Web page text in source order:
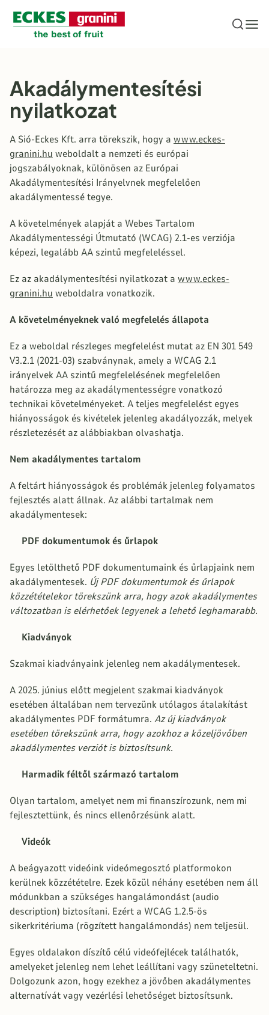
Ugrás a fő tartalomhoz
Akadálymentesítési
nyilatkozat
A Sió-Eckes Kft. arra törekszik, hogy a www.eckes-
granini.hu weboldalt a nemzeti és európai
jogszabályoknak, különösen az Európai
Akadálymentesítési Irányelvnek megfelelően
akadálymentessé tegye.
A követelmények alapját a Webes Tartalom
Akadálymentességi Útmutató (WCAG) 2.1-es verziója
képezi, legalább AA szintű megfeleléssel.
Ez az akadálymentesítési nyilatkozat a www.eckes-
granini.hu weboldalra vonatkozik.
A követelményeknek való megfelelés állapota
Ez a weboldal részleges megfelelést mutat az EN 301 549
V3.2.1 (2021-03) szabványnak, amely a WCAG 2.1
irányelvek AA szintű megfelelésének megfelelően
határozza meg az akadálymentességre vonatkozó
technikai követelményeket. A teljes megfelelést egyes
hiányosságok és kivételek jelenleg akadályozzák, melyek
részletezését az alábbiakban olvashatja.
Nem akadálymentes tartalom
A feltárt hiányosságok és problémák jelenleg folyamatos
fejlesztés alatt állnak. Az alábbi tartalmak nem
akadálymentesek:
PDF dokumentumok és űrlapok
Egyes letölthető PDF dokumentumaink és űrlapjaink nem
akadálymentesek. Új PDF dokumentumok és űrlapok
közzétételekor törekszünk arra, hogy azok akadálymentes
változatban is elérhetőek legyenek a lehető leghamarabb.
Kiadványok
Szakmai kiadványaink jelenleg nem akadálymentesek.
A 2025. június előtt megjelent szakmai kiadványok
esetében általában nem tervezünk utólagos átalakítást
akadálymentes PDF formátumra. Az új kiadványok
esetében törekszünk arra, hogy azokhoz a közeljövőben
akadálymentes verziót is biztosítsunk.
Harmadik féltől származó tartalom
Olyan tartalom, amelyet nem mi finanszírozunk, nem mi
fejlesztettünk, és nincs ellenőrzésünk alatt.
Videók
A beágyazott videóink videómegosztó platformokon
kerülnek közzétételre. Ezek közül néhány esetében nem áll
módunkban a szükséges hangalámondást (audio
description) biztosítani. Ezért a WCAG 1.2.5-ös
sikerkritériuma (rögzített hangalámondás) nem teljesül.
Egyes oldalakon díszítő célú videófejlécek találhatók,
amelyeket jelenleg nem lehet leállítani vagy szüneteltetni.
Dolgozunk azon, hogy ezekhez a jövőben akadálymentes
alternatívát vagy vezérlési lehetőséget biztosítsunk.